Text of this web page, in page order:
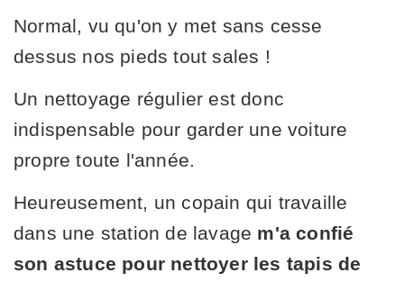
Normal, vu qu'on y met sans cesse
dessus nos pieds tout sales !
Un nettoyage régulier est donc
indispensable pour garder une voiture
propre toute l'année.
Heureusement, un copain qui travaille
dans une station de lavage m'a confié
son astuce pour nettoyer les tapis de